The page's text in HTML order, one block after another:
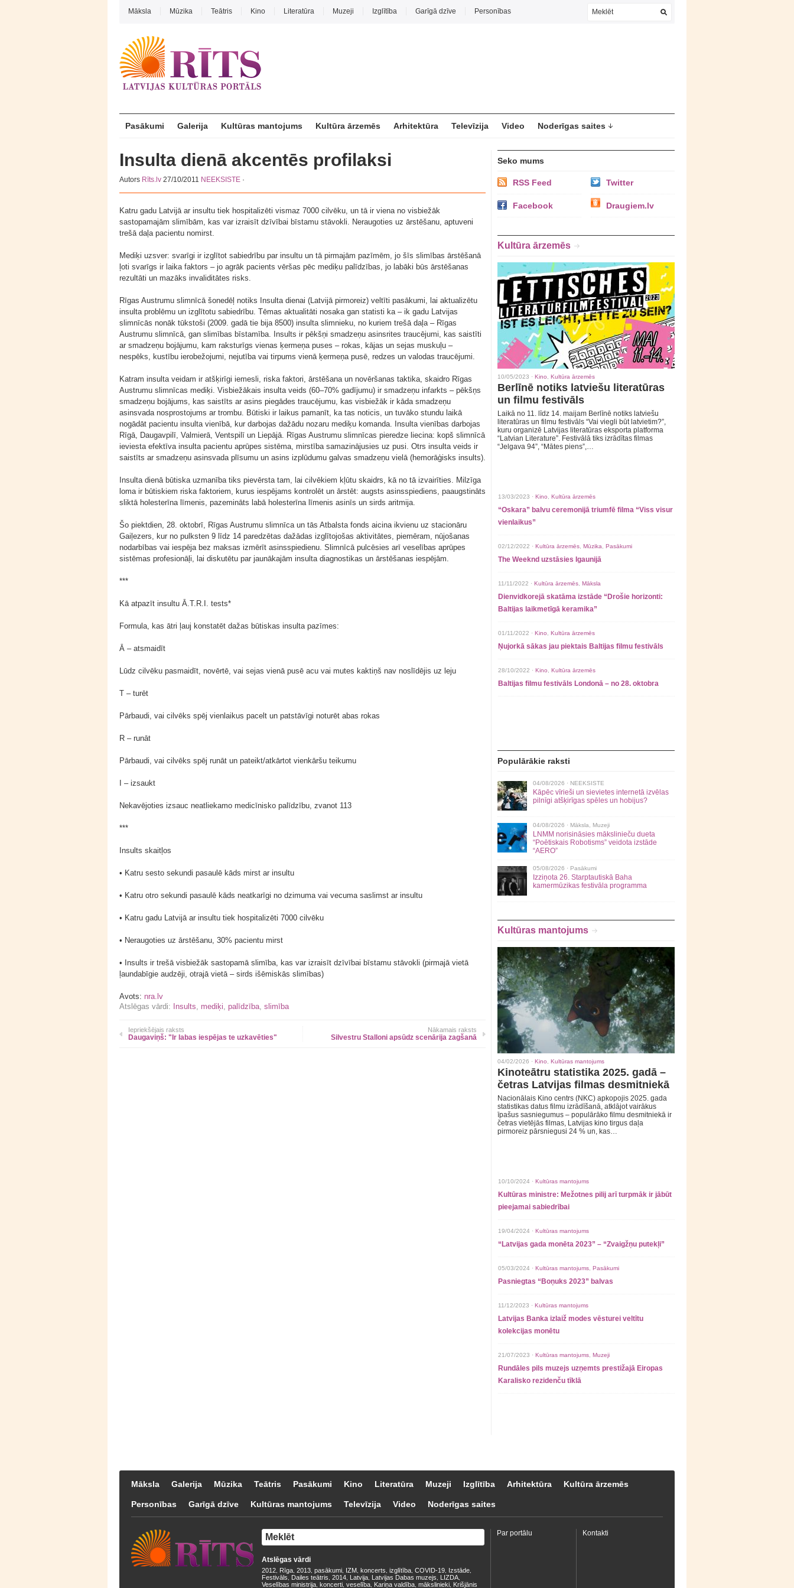
Māksla Mūzika Teātris Kino Literatūra Muzeji Izglītība Garīgā dzīve Personības
Pasākumi Galerija Kultūras mantojums Kultūra ārzemēs Arhitektūra Televīzija Video Noderīgas saites
Insulta dienā akcentēs profilaksi
Autors Rīts.lv 27/10/2011 NEEKSISTE ·
Katru gadu Latvijā ar insultu tiek hospitalizēti vismaz 7000 cilvēku, un tā ir viena no visbiežāk
sastopamajām slimībām, kas var izraisīt dzīvībai bīstamu stāvokli. Neraugoties uz ārstēšanu, aptuveni
trešā daļa pacientu nomirst.
Mediķi uzsver: svarīgi ir izglītot sabiedrību par insultu un tā pirmajām pazīmēm, jo šīs slimības ārstēšanā
ļoti svarīgs ir laika faktors – jo agrāk pacients vēršas pēc mediķu palīdzības, jo labāki būs ārstēšanas
rezultāti un mazāks invaliditātes risks.
Rīgas Austrumu slimnīcā šonedēļ notiks Insulta dienai (Latvijā pirmoreiz) veltīti pasākumi, lai aktualizētu
insulta problēmu un izglītotu sabiedrību. Tēmas aktualitāti nosaka gan statisti ka – ik gadu Latvijas
slimnīcās nonāk tūkstoši (2009. gadā tie bija 8500) insulta slimnieku, no kuriem trešā daļa – Rīgas
Austrumu slimnīcā, gan slimības bīstamība. Insults ir pēkšņi smadzeņu asinsrites traucējumi, kas saistīti
ar smadzeņu bojājumu, kam raksturīgs vienas ķermeņa puses – rokas, kājas un sejas muskuļu –
nespēks, kustību ierobežojumi, nejutība vai tirpums vienā ķermeņa pusē, redzes un valodas traucējumi.
Katram insulta veidam ir atšķirīgi iemesli, riska faktori, ārstēšana un novēršanas taktika, skaidro Rīgas
Austrumu slimnīcas mediķi. Visbiežākais insulta veids (60–70% gadījumu) ir smadzeņu infarkts – pēkšņs
smadzeņu bojājums, kas saistīts ar asins piegādes traucējumu, kas visbiežāk ir kāda smadzeņu
asinsvada nosprostojums ar trombu. Būtiski ir laikus pamanīt, ka tas noticis, un tuvāko stundu laikā
nogādāt pacientu insulta vienībā, kur darbojas dažādu nozaru mediķu komanda. Insulta vienības darbojas
Rīgā, Daugavpilī, Valmierā, Ventspilī un Liepājā. Rīgas Austrumu slimnīcas pieredze liecina: kopš slimnīcā
ieviesta efektīva insulta pacientu aprūpes sistēma, mirstība samazinājusies uz pusi. Otrs insulta veids ir
saistīts ar smadzeņu asinsvada plīsumu un asins izplūdumu galvas smadzeņu vielā (hemorāģisks insults).
Insulta dienā būtiska uzmanība tiks pievērsta tam, lai cilvēkiem kļūtu skaidrs, kā no tā izvairīties. Milzīga
loma ir būtiskiem riska faktoriem, kurus iespējams kontrolēt un ārstēt: augsts asinsspiediens, paaugstināts
sliktā holesterīna līmenis, pazemināts labā holesterīna līmenis asinīs un sirds aritmija.
Šo piektdien, 28. oktobrī, Rīgas Austrumu slimnīca un tās Atbalsta fonds aicina ikvienu uz stacionāru
Gaiļezers, kur no pulksten 9 līdz 14 paredzētas dažādas izglītojošas aktivitātes, piemēram, nūjošanas
nodarbības vai iespēja bez maksas izmērīt asinsspiedienu. Slimnīcā pulcēsies arī veselības aprūpes
sistēmas profesionāļi, lai diskutētu par jaunākajām insulta diagnostikas un ārstēšanas iespējām.
***
Kā atpazīt insultu Ā.T.R.I. tests*
Formula, kas ātri ļauj konstatēt dažas būtiskas insulta pazīmes:
Ā – atsmaidīt
Lūdz cilvēku pasmaidīt, novērtē, vai sejas vienā pusē acu vai mutes kaktiņš nav noslīdējis uz leju
T – turēt
Pārbaudi, vai cilvēks spēj vienlaikus pacelt un patstāvīgi noturēt abas rokas
R – runāt
Pārbaudi, vai cilvēks spēj runāt un pateikt/atkārtot vienkāršu teikumu
I – izsaukt
Nekavējoties izsauc neatliekamo medicīnisko palīdzību, zvanot 113
***
Insults skaitļos
• Katru sesto sekundi pasaulē kāds mirst ar insultu
• Katru otro sekundi pasaulē kāds neatkarīgi no dzimuma vai vecuma saslimst ar insultu
• Katru gadu Latvijā ar insultu tiek hospitalizēti 7000 cilvēku
• Neraugoties uz ārstēšanu, 30% pacientu mirst
• Insults ir trešā visbiežāk sastopamā slimība, kas var izraisīt dzīvībai bīstamu stāvokli (pirmajā vietā
ļaundabīgie audzēji, otrajā vietā – sirds išēmiskās slimības)
Avots: nra.lv
Atslēgas vārdi:
Insults, mediķi, palīdzība, slimība
Iepriekšējais raksts
Daugaviņš: "Ir labas iespējas te uzkavēties"
Nākamais raksts
Silvestru Stalloni apsūdz scenārija zagšanā
Seko mums
RSS Feed Twitter
Facebook Draugiem.lv
Kultūra ārzemēs
10/05/2023 · Kino Kultūra ārzemēs
Berlīnē notiks latviešu literatūras
un filmu festivāls
Laikā no 11. līdz 14. maijam Berlīnē notiks latviešu
literatūras un filmu festivāls “Vai viegli būt latvietim?”,
kuru organizē Latvijas literatūras eksporta platforma
“Latvian Literature”. Festivālā tiks izrādītas filmas
“Jelgava 94”, “Mātes piens”,…
13/03/2023 · Kino Kultūra ārzemēs
“Oskara” balvu ceremonijā triumfē filma “Viss visur
vienlaikus”
02/12/2022 · Kultūra ārzemēs Mūzika Pasākumi
The Weeknd uzstāsies Igaunijā
11/11/2022 · Kultūra ārzemēs Māksla
Dienvidkorejā skatāma izstāde “Drošie horizonti:
Baltijas laikmetīgā keramika”
01/11/2022 · Kino Kultūra ārzemēs
Ņujorkā sākas jau piektais Baltijas filmu festivāls
28/10/2022 · Kino Kultūra ārzemēs
Baltijas filmu festivāls Londonā – no 28. oktobra
Populārākie raksti
04/08/2026 · NEEKSISTE
Kāpēc vīrieši un sievietes internetā izvēlas
pilnīgi atšķirīgas spēles un hobijus?
04/08/2026 · Māksla Muzeji
LNMM norisināsies mākslinieču dueta
“Poētiskais Robotisms” veidota izstāde
“AERO”
05/08/2026 · Pasākumi
Izziņota 26. Starptautiskā Baha
kamermūzikas festivāla programma
Kultūras mantojums
04/02/2026 · Kino Kultūras mantojums
Kinoteātru statistika 2025. gadā –
četras Latvijas filmas desmitniekā
Nacionālais Kino centrs (NKC) apkopojis 2025. gada
statistikas datus filmu izrādīšanā, atklājot vairākus
īpašus sasniegumus – populārāko filmu desmitniekā ir
četras vietējās filmas, Latvijas kino tirgus daļa
pirmoreiz pārsniegusi 24 % un, kas…
10/10/2024 · Kultūras mantojums
Kultūras ministre: Mežotnes pilij arī turpmāk ir jābūt
pieejamai sabiedrībai
19/04/2024 · Kultūras mantojums
“Latvijas gada monēta 2023” – “Zvaigžņu putekļi”
05/03/2024 · Kultūras mantojums Pasākumi
Pasniegtas “Boņuks 2023” balvas
11/12/2023 · Kultūras mantojums
Latvijas Banka izlaiž modes vēsturei veltītu
kolekcijas monētu
21/07/2023 · Kultūras mantojums Muzeji
Rundāles pils muzejs uzņemts prestižajā Eiropas
Karalisko rezidenču tīklā
Māksla Galerija Mūzika Teātris Pasākumi Kino Literatūra Muzeji Izglītība Arhitektūra Kultūra ārzemēs
Personības Garīgā dzīve Kultūras mantojums Televīzija Video Noderīgas saites
Atslēgas vārdi
2012 Rīga 2013 pasākumi IZM koncerts izglītība COVID-19 Izstāde
Festivāls Dailes teātris 2014 Latvija Latvijas Dabas muzejs LIZDA
Veselības ministrija koncerti veselība Kariņa valdība mākslinieki Krišjānis
Par portālu Kontakti